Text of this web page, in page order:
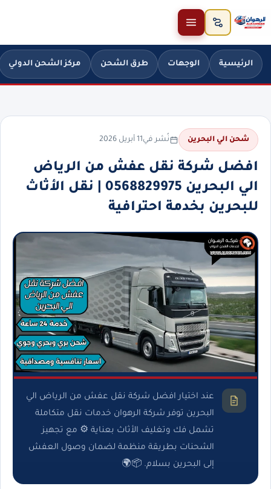
تخطَّ إلى المحتوى
الرئيسية الوجهات طرق الشحن مركز الشحن الدولي
شحن الي البحرين نُشر في11 أبريل 2026
افضل شركة نقل عفش من الرياض
الي البحرين 0568829975 | نقل الأثاث
للبحرين بخدمة احترافية
عند اختيار افضل شركة نقل عفش من الرياض الي
البحرين توفر شركة الرهوان خدمات نقل متكاملة
تشمل فك وتغليف الأثاث بعناية ⚙️ مع تجهيز
الشحنات بطريقة منظمة لضمان وصول العفش
إلى البحرين بسلام. 📦🌍